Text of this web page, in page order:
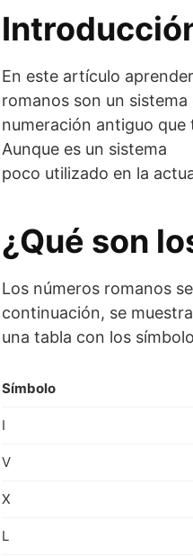
En este artículo
romanos son un sistema
numeración antiguo
Aunque es un sistema
poco utilizado en la
¿Qué son
Los números romanos
continuación, se muestra
una tabla con los
Símbolo
I
V
X
L